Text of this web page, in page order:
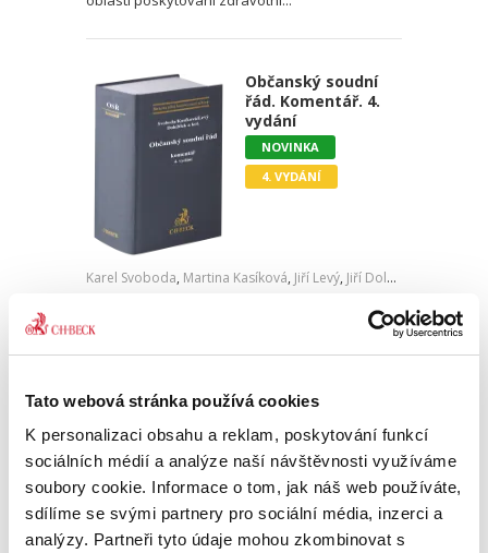
Tato webová stránka používá cookies
K personalizaci obsahu a reklam, poskytování funkcí
sociálních médií a analýze naší návštěvnosti využíváme
soubory cookie. Informace o tom, jak náš web používáte,
sdílíme se svými partnery pro sociální média, inzerci a
analýzy. Partneři tyto údaje mohou zkombinovat s
Občanský soudní
řád. Komentář. 4.
vydání
NOVINKA
4. VYDÁNÍ
Karel Svoboda, Martina Kasíková, Jiří Levý, Jiří Doležílek
2 900,00 Kč
judikaturu za období od předchozího vydání.
Text vychází ze stavu právní úpravy k 1. 9. 2026.
Komentář klade...
Bytové